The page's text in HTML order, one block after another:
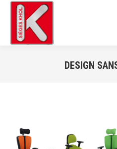
DESIGN